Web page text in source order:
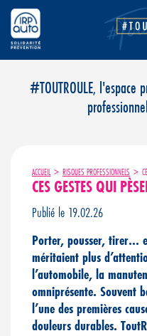
#TOUTROULE,
ACCUEIL > RISQUES PROFESSIONNELS >
CES GESTES QUI
Publié le 19.02.26
Porter, pousser, tirer…
méritaient plus
l’automobile, la
omniprésente. Souvent
l’une des premières
douleurs durables.